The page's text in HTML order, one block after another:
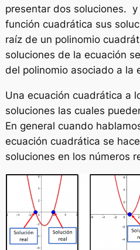
presentar dos soluciones.
función cuadrática sus
raíz de un polinomio
soluciones de la ecuación
del polinomio asociado a la
Una ecuación cuadrática a
soluciones las cuales
En general cuando
ecuación cuadrática se
soluciones en los números